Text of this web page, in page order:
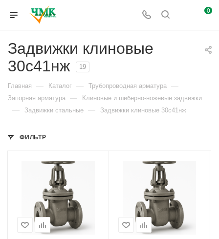
0
Задвижки клиновые
30с41нж
19
Главная — Каталог — Трубопроводная арматура —
Запорная арматура — Клиновые и шиберно-ножевые задвижки
— Задвижки стальные — Задвижки клиновые 30с41нж
ФИЛЬТР